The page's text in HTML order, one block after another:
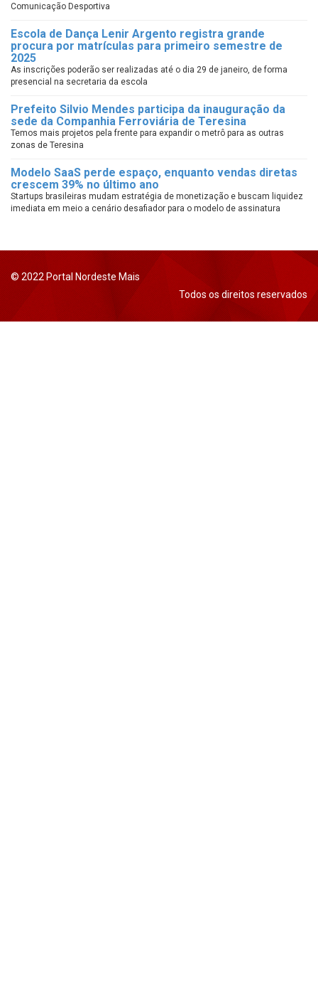
Comunicação Desportiva
Escola de Dança Lenir Argento registra grande
procura por matrículas para primeiro semestre de
2025
As inscrições poderão ser realizadas até o dia 29 de janeiro, de forma
presencial na secretaria da escola
Prefeito Silvio Mendes participa da inauguração da
sede da Companhia Ferroviária de Teresina
Temos mais projetos pela frente para expandir o metrô para as outras
zonas de Teresina
Modelo SaaS perde espaço, enquanto vendas diretas
crescem 39% no último ano
Startups brasileiras mudam estratégia de monetização e buscam liquidez
imediata em meio a cenário desafiador para o modelo de assinatura
© 2022 Portal Nordeste Mais
Todos os direitos reservados